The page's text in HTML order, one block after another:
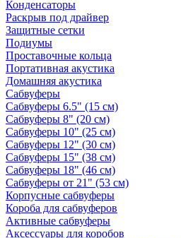
Конденсаторы
Раскрыв под драйвер
Защитные сетки
Подиумы
Проставочные кольца
Портативная акустика
Домашняя акустика
Сабвуферы
Сабвуферы 6.5" (15 см)
Сабвуферы 8" (20 см)
Сабвуферы 10" (25 см)
Сабвуферы 12" (30 см)
Сабвуферы 15" (38 см)
Сабвуферы 18" (46 см)
Сабвуферы от 21" (53 см)
Корпусные сабвуферы
Короба для сабвуферов
Активные сабвуферы
Аксессуары для коробов